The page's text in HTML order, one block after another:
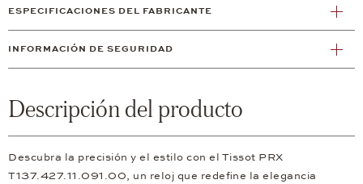
ESPECIFICACIONES DEL FABRICANTE
INFORMACIÓN DE SEGURIDAD
Descripción del producto
Descubra la precisión y el estilo con el Tissot PRX
T137.427.11.091.00, un reloj que redefine la elegancia